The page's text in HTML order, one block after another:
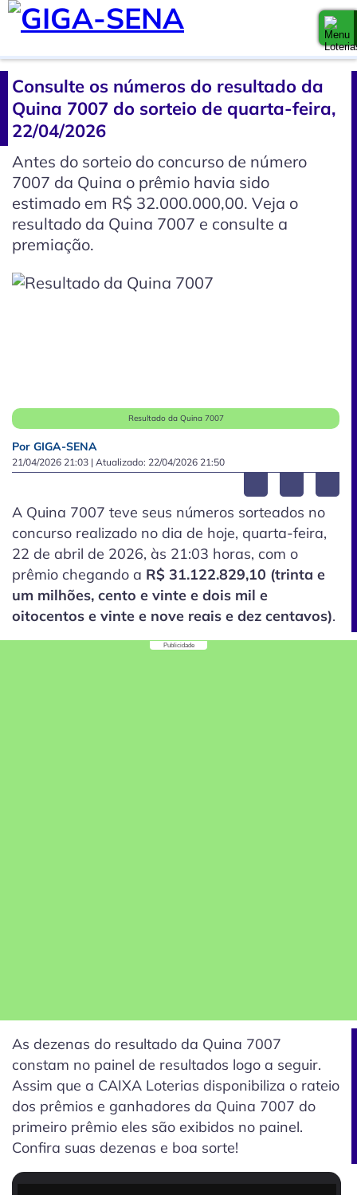
Consulte os números do resultado da
Quina 7007 do sorteio de quarta-feira,
22/04/2026
Antes do sorteio do concurso de número
7007 da Quina o prêmio havia sido
estimado em R$ 32.000.000,00. Veja o
resultado da Quina 7007 e consulte a
premiação.
Resultado da Quina 7007
Por GIGA-SENA
21/04/2026 21:03 | Atualizado: 22/04/2026 21:50
A Quina 7007 teve seus números sorteados no
concurso realizado no dia de hoje, quarta-feira,
22 de abril de 2026, às 21:03 horas, com o
prêmio chegando a R$ 31.122.829,10 (trinta e
um milhões, cento e vinte e dois mil e
oitocentos e vinte e nove reais e dez centavos).
Publicidade
As dezenas do resultado da Quina 7007
constam no painel de resultados logo a seguir.
Assim que a CAIXA Loterias disponibiliza o rateio
dos prêmios e ganhadores da Quina 7007 do
primeiro prêmio eles são exibidos no painel.
Confira suas dezenas e boa sorte!